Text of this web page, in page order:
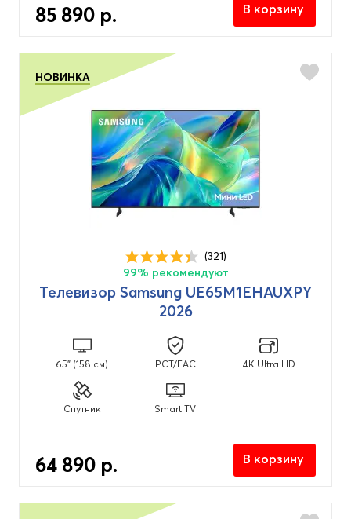
85 890 р. В корзину
НОВИНКА
(321)
99% рекомендуют
Телевизор Samsung UE65M1EHAUXPY
2026
65" (158 см) PCT/EAC 4K Ultra HD
Спутник Smart TV
64 890 р. В корзину